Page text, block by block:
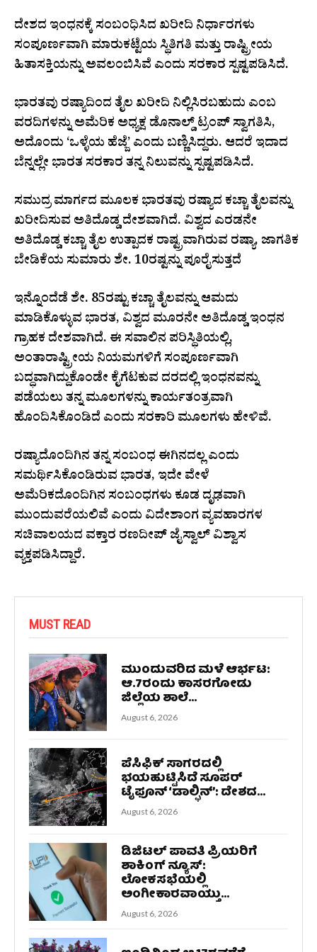
ದೇಶದ ಇಂಧನಕ್ಕೆ ಸಂಬಂಧಿಸಿದ ಖರೀದಿ ನಿರ್ಧಾರಗಳು
ಸಂಪೂರ್ಣವಾಗಿ ಮಾರುಕಟ್ಟೆಯ ಸ್ಥಿತಿಗತಿ ಮತ್ತು ರಾಷ್ಟ್ರೀಯ
ಹಿತಾಸಕ್ತಿಯನ್ನು ಅವಲಂಬಿಸಿವೆ ಎಂದು ಸರಕಾರ ಸ್ಪಷ್ಟಪಡಿಸಿದೆ.
ಭಾರತವು ರಷ್ಯಾದಿಂದ ತೈಲ ಖರೀದಿ ನಿಲ್ಲಿಸಿರಬಹುದು ಎಂಬ
ವರದಿಗಳನ್ನು ಅಮೆರಿಕ ಅಧ್ಯಕ್ಷ ಡೊನಾಲ್ಡ್ ಟ್ರಂಪ್ ಸ್ವಾಗತಿಸಿ,
ಅದೊಂದು ‘ಒಳ್ಳೆಯ ಹೆಜ್ಜೆ’ ಎಂದು ಬಣ್ಣಿಸಿದ್ದರು. ಆದರೆ ಇದಾದ
ಬೆನ್ನಲ್ಲೇ ಭಾರತ ಸರಕಾರ ತನ್ನ ನಿಲುವನ್ನು ಸ್ಪಷ್ಟಪಡಿಸಿದೆ.
ಸಮುದ್ರ ಮಾರ್ಗದ ಮೂಲಕ ಭಾರತವು ರಷ್ಯಾದ ಕಚ್ಚಾ ತೈಲವನ್ನು
ಖರೀದಿಸುವ ಅತಿದೊಡ್ಡ ದೇಶವಾಗಿದೆ. ವಿಶ್ವದ ಎರಡನೇ
ಅತಿದೊಡ್ಡ ಕಚ್ಚಾ ತೈಲ ಉತ್ಪಾದಕ ರಾಷ್ಟ್ರವಾಗಿರುವ ರಷ್ಯಾ, ಜಾಗತಿಕ
ಬೇಡಿಕೆಯ ಸುಮಾರು ಶೇ. 10ರಷ್ಟನ್ನು ಪೂರೈಸುತ್ತದೆ
ಇನ್ನೊಂದೆಡೆ ಶೇ. 85ರಷ್ಟು ಕಚ್ಚಾ ತೈಲವನ್ನು ಆಮದು
ಮಾಡಿಕೊಳ್ಳುವ ಭಾರತ, ವಿಶ್ವದ ಮೂರನೇ ಅತಿದೊಡ್ಡ ಇಂಧನ
ಗ್ರಾಹಕ ದೇಶವಾಗಿದೆ. ಈ ಸವಾಲಿನ ಪರಿಸ್ಥಿತಿಯಲ್ಲಿ,
ಅಂತಾರಾಷ್ಟ್ರೀಯ ನಿಯಮಗಳಿಗೆ ಸಂಪೂರ್ಣವಾಗಿ
ಬದ್ಧವಾಗಿದ್ದುಕೊಂಡೇ ಕೈಗೆಟಕುವ ದರದಲ್ಲಿ ಇಂಧನವನ್ನು
ಪಡೆಯಲು ತನ್ನ ಮೂಲಗಳನ್ನು ಕಾರ್ಯತಂತ್ರವಾಗಿ
ಹೊಂದಿಸಿಕೊಂಡಿದೆ ಎಂದು ಸರಕಾರಿ ಮೂಲಗಳು ಹೇಳಿವೆ.
ರಷ್ಯಾದೊಂದಿಗಿನ ತನ್ನ ಸಂಬಂಧ ಈಗಿನದಲ್ಲ ಎಂದು
ಸಮರ್ಥಿಸಿಕೊಂಡಿರುವ ಭಾರತ, ಇದೇ ವೇಳೆ
ಅಮೆರಿಕದೊಂದಿಗಿನ ಸಂಬಂಧಗಳು ಕೂಡ ದೃಢವಾಗಿ
ಮುಂದುವರೆಯಲಿವೆ ಎಂದು ವಿದೇಶಾಂಗ ವ್ಯವಹಾರಗಳ
ಸಚಿವಾಲಯದ ವಕ್ತಾರ ರಣದೀಪ್ ಜೈಸ್ವಾಲ್ ವಿಶ್ವಾಸ
ವ್ಯಕ್ತಪಡಿಸಿದ್ದಾರೆ.
MUST READ
ಮುಂದುವರಿದ ಮಳೆ ಆರ್ಭಟ:
ಆ.7ರಂದು ಕಾಸರಗೋಡು
ಜಿಲ್ಲೆಯ ಶಾಲೆ...
August 6, 2026
ಪೆಸಿಫಿಕ್ ಸಾಗರದಲ್ಲಿ
ಭಯಹುಟ್ಟಿಸಿದೆ ಸೂಪರ್
ಟೈಫೂನ್ ‘ಡಾಲ್ಫಿನ್’: ದೇಶದ...
August 6, 2026
ಡಿಜಿಟಲ್ ಪಾವತಿ ಪ್ರಿಯರಿಗೆ
ಶಾಕಿಂಗ್ ನ್ಯೂಸ್:
ಲೋಕಸಭೆಯಲ್ಲಿ
ಅಂಗೀಕಾರವಾಯ್ತು...
August 6, 2026